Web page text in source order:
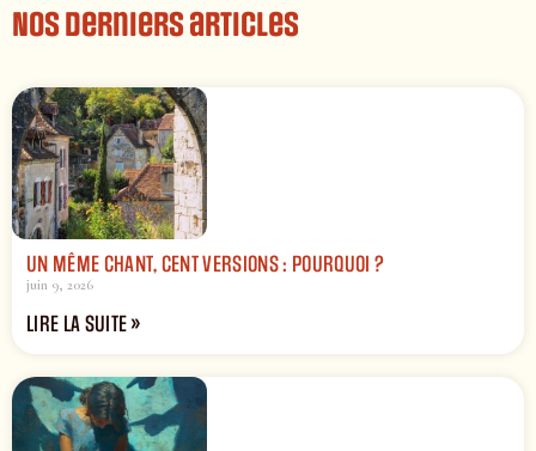
Nos derniers articles
UN MÊME CHANT, CENT VERSIONS : POURQUOI ?
juin 9, 2026
LIRE LA SUITE »